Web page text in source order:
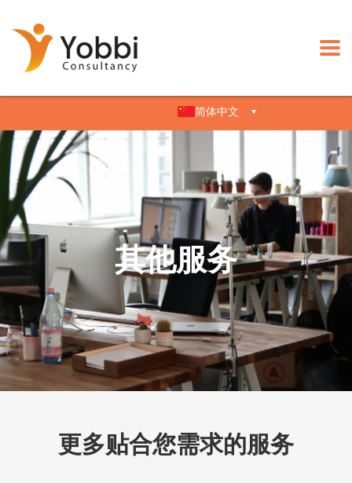
简体中文
其他服务
更多贴合您需求的服务